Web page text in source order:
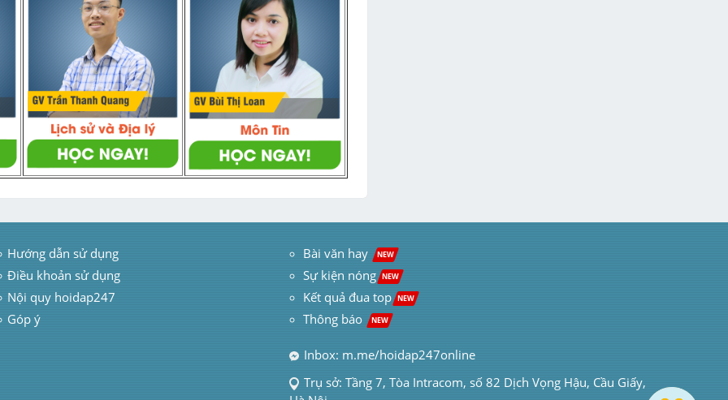
Hướng dẫn sử dụng
Điều khoản sử dụng
Nội quy hoidap247
Góp ý
Bài văn hay NEW
Sự kiện nóng NEW
Kết quả đua top NEW
Thông báo NEW
Inbox: m.me/hoidap247online
Trụ sở: Tầng 7, Tòa Intracom, số 82 Dịch Vọng Hậu, Cầu Giấy,